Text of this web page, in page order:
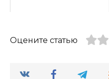
Оцените статью